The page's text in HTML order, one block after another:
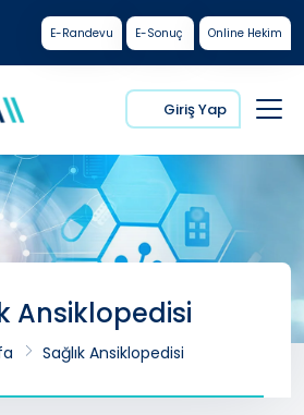
E-Randevu E-Sonuç Online Hekim
Giriş Yap
Ansiklopedisi
Sağlık Ansiklopedisi